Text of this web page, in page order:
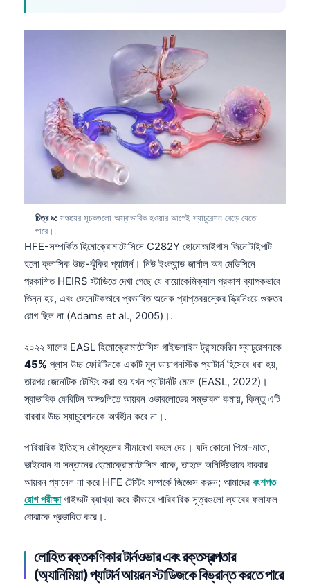
চিত্র ৯: সঞ্চয়ের সূচকগুলো অস্বাভাবিক হওয়ার আগেই স্যাচুরেশন বেড়ে যেতে
পারে।.
HFE-সম্পর্কিত হিমোক্রোমাটোসিসে C282Y হোমোজাইগাস জিনোটাইপটি
হলো ক্লাসিক উচ্চ-ঝুঁকির প্যাটার্ন। নিউ ইংল্যান্ড জার্নাল অব মেডিসিনে
প্রকাশিত HEIRS স্টাডিতে দেখা গেছে যে বায়োকেমিক্যাল প্রকাশ ব্যাপকভাবে
ভিন্ন হয়, এবং জেনেটিকভাবে প্রভাবিত অনেক প্রাপ্তবয়স্কের স্ক্রিনিংয়ে গুরুতর
রোগ ছিল না (Adams et al., 2005)।.
২০২২ সালের EASL হিমোক্রোমাটোসিস গাইডলাইন ট্রান্সফেরিন স্যাচুরেশনকে
45% প্লাস উচ্চ ফেরিটিনকে একটি মূল ডায়াগনস্টিক প্যাটার্ন হিসেবে ধরা হয়,
তারপর জেনেটিক টেস্টিং করা হয় যখন প্যাটার্নটি মেলে (EASL, 2022)।
স্বাভাবিক ফেরিটিন অঙ্গগুলিতে আয়রন ওভারলোডের সম্ভাবনা কমায়, কিন্তু এটি
বারবার উচ্চ স্যাচুরেশনকে অর্থহীন করে না।.
পারিবারিক ইতিহাস কৌতূহলের সীমারেখা বদলে দেয়। যদি কোনো পিতা-মাতা,
ভাইবোন বা সন্তানের হেমোক্রোমাটোসিস থাকে, তাহলে অনির্দিষ্টভাবে বারবার
আয়রন প্যানেল না করে HFE টেস্টিং সম্পর্কে জিজ্ঞেস করুন; আমাদের বংশগত
রোগ পরীক্ষাগাইডটি ব্যাখ্যা করে কীভাবে পারিবারিক সূত্রগুলো ল্যাবের ফলাফল
বোঝাকে প্রভাবিত করে।.
লোহিত রক্তকণিকার টার্নওভার এবং রক্তস্বল্পতার
(অ্যানিমিয়া) প্যাটার্ন আয়রন স্টাডিজকে বিভ্রান্ত করতে পারে
Shqip
اردو
मराठी
తెలుగు
தமிழ்
മലയാളം
Bahasa Melayu
Tiếng Việt
Tagalog
ไทย
ဗမာစာ
ភាសាខ្មែរ
Kiswahili
Українська
O‘zbekcha
Català
Қазақ тілі
Suomi